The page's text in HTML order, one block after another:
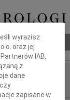
wyrazisz
oraz jej
IAB,
z
dane
zapisane w